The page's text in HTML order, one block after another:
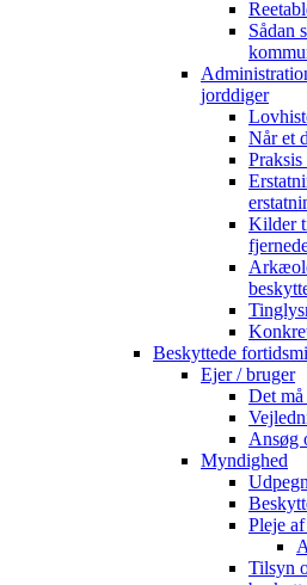
Sådan
jorddiger
Når et
Kilder
Beskyttede
Ejer / bruger
Det
Ansøg
Myndighed
Pleje
Tilsyn